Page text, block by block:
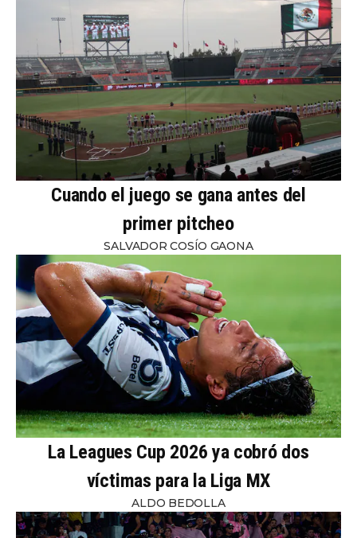
Cuando el juego se gana antes del
primer pitcheo
SALVADOR COSÍO GAONA
La Leagues Cup 2026 ya cobró dos
víctimas para la Liga MX
ALDO BEDOLLA